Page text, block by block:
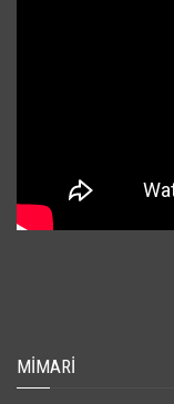
MIMARI